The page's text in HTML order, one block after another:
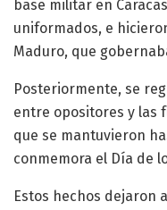
base militar en
uniformados, e
Maduro, que
Posteriormente, se
entre opositores y las
que se mantuvieron
conmemora el Día de
Estos hechos dejaron